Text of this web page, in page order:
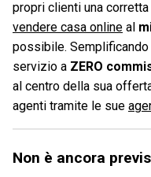
propri clienti una corretta
vendere casa online al
possibile.
servizio a ZERO
al centro della sua
agenti tramite le sue
Non è ancora